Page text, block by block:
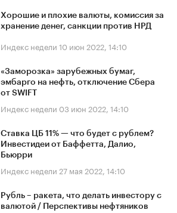
Хорошие и плохие валюты, комиссия за
хранение денег, санкции против НРД
Индекс недели 10 июн 2022, 14:10
«Заморозка» зарубежных бумаг,
эмбарго на нефть, отключение Сбера
от SWIFT
Индекс недели 03 июн 2022, 14:10
Ставка ЦБ 11% — что будет с рублем?
Инвестидеи от Баффетта, Далио,
Бьюрри
Индекс недели 27 мая 2022, 14:10
Рубль – ракета, что делать инвестору с
валютой / Перспективы нефтяников